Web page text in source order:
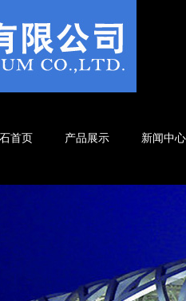
首页 产品展示 新闻中心